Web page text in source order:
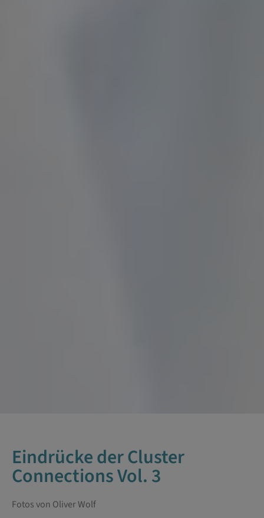
Eindrücke der Cluster
Connections Vol. 3
Fotos von Oliver Wolf